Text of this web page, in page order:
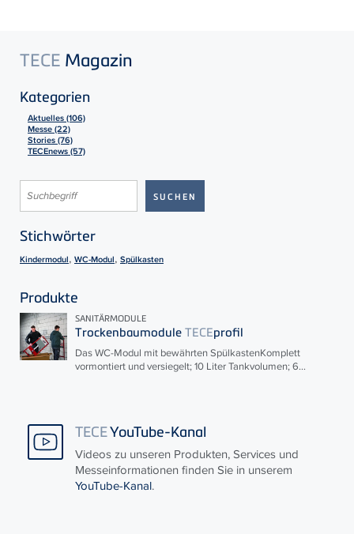
TECE Magazin
Kategorien
Aktuelles (106)
Messe (22)
Stories (76)
TECEnews (57)
Stichwörter
Kindermodul, WC-Modul, Spülkasten
Produkte
SANITÄRMODULE
Trockenbaumodule TECEprofil
Das WC-Modul mit bewährten SpülkastenKomplett
vormontiert und versiegelt; 10 Liter Tankvolumen; 6...
TECEYouTube-Kanal
Videos zu unseren Produkten, Services und
Messeinformationen finden Sie in unserem
YouTube-Kanal.